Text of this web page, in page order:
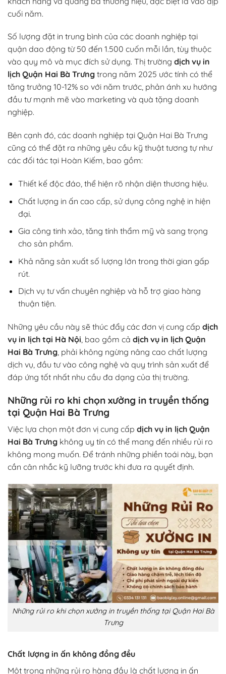
cuối năm.
Số lượng đặt in trung bình của các doanh nghiệp tại
quận dao động từ 50 đến 1.500 cuốn mỗi lần, tùy thuộc
vào quy mô và mục đích sử dụng. Thị trường dịch vụ in
lịch Quận Hai Bà Trưng trong năm 2025 ước tính có thể
tăng trưởng 10-12% so với năm trước, phản ánh xu hướng
đầu tư mạnh mẽ vào marketing và quà tặng doanh
nghiệp.
Bên cạnh đó, các doanh nghiệp tại Quận Hai Bà Trưng
cũng có thể đặt ra những yêu cầu kỹ thuật tương tự như
các đối tác tại Hoàn Kiếm, bao gồm:
Thiết kế độc đáo, thể hiện rõ nhận diện thương hiệu.
Chất lượng in ấn cao cấp, sử dụng công nghệ in hiện
đại.
Gia công tinh xảo, tăng tính thẩm mỹ và sang trọng
cho sản phẩm.
Khả năng sản xuất số lượng lớn trong thời gian gấp
rút.
Dịch vụ tư vấn chuyên nghiệp và hỗ trợ giao hàng
thuận tiện.
Những yêu cầu này sẽ thúc đẩy các đơn vị cung cấp dịch
vụ in lịch tại Hà Nội, bao gồm cả dịch vụ in lịch Quận
Hai Bà Trưng, phải không ngừng nâng cao chất lượng
dịch vụ, đầu tư vào công nghệ và quy trình sản xuất để
đáp ứng tốt nhất nhu cầu đa dạng của thị trường.
Những rủi ro khi chọn xưởng in truyền thống
tại Quận Hai Bà Trưng
Việc lựa chọn một đơn vị cung cấp dịch vụ in lịch Quận
Hai Bà Trưng không uy tín có thể mang đến nhiều rủi ro
không mong muốn. Để tránh những phiền toái này, bạn
cần cân nhắc kỹ lưỡng trước khi đưa ra quyết định.
Những rủi ro khi chọn xưởng in truyền thống tại Quận Hai Bà
Trưng
Chất lượng in ấn không đồng đều
Một trong những rủi ro hàng đầu là chất lượng in ấn